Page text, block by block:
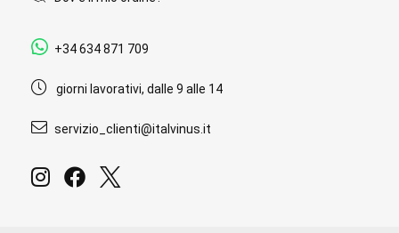
+34 634 871 709
giorni lavorativi, dalle 9 alle 14
servizio_clienti@italvinus.it